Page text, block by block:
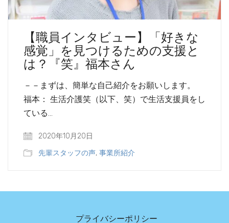
【職員インタビュー】「好きな
感覚」を見つけるための支援と
は？『笑』福本さん
－－まずは、簡単な自己紹介をお願いします。
福本： 生活介護笑（以下、笑）で生活支援員をし
ている…
2020年10月20日
先輩スタッフの声, 事業所紹介
プライバシーポリシー